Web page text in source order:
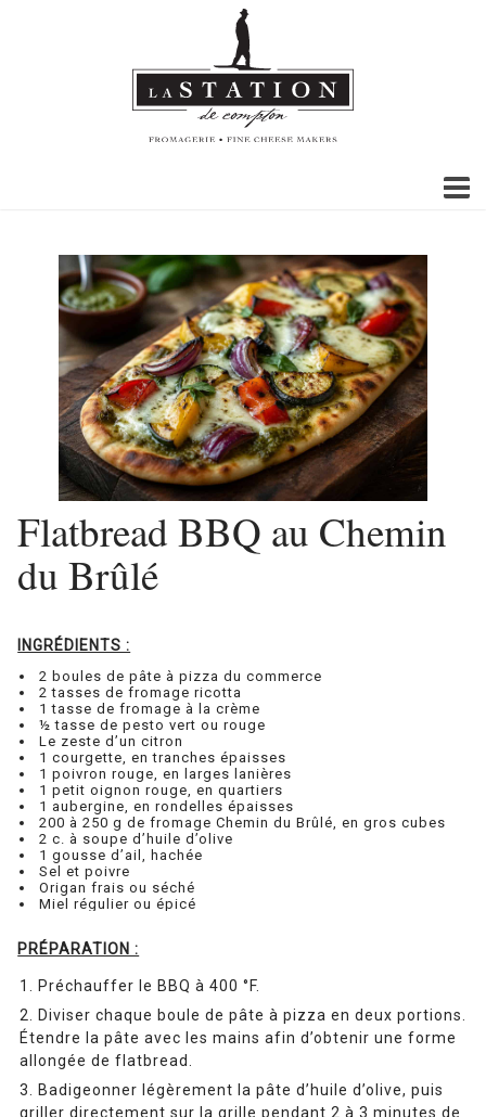
Flatbread BBQ au Chemin
du Brûlé
INGRÉDIENTS :
2 boules de pâte à pizza du commerce
2 tasses de fromage ricotta
1 tasse de fromage à la crème
½ tasse de pesto vert ou rouge
Le zeste d’un citron
1 courgette, en tranches épaisses
1 poivron rouge, en larges lanières
1 petit oignon rouge, en quartiers
1 aubergine, en rondelles épaisses
200 à 250 g de fromage Chemin du Brûlé, en gros cubes
2 c. à soupe d’huile d’olive
1 gousse d’ail, hachée
Sel et poivre
Origan frais ou séché
Miel régulier ou épicé
PRÉPARATION :
Préchauffer le BBQ à 400 °F.
Diviser chaque boule de pâte à pizza en deux portions.
Étendre la pâte avec les mains afin d’obtenir une forme
allongée de flatbread.
Badigeonner légèrement la pâte d’huile d’olive, puis
griller directement sur la grille pendant 2 à 3 minutes de